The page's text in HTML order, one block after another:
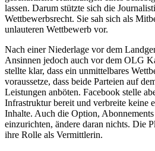
lassen. Darum stützte sich die
Wettbewerbsrecht. Sie sah sich als
unlauteren Wettbewerb vor.
Nach einer Niederlage vor dem
Ansinnen jedoch auch vor dem OLG
stellte klar, dass ein unmittelbares
voraussetze, dass beide Parteien auf
Leistungen anböten. Facebook stelle
Infrastruktur bereit und verbreite keine
Inhalte. Auch die Option,
einzurichten, ändere daran nichts. Die
ihre Rolle als Vermittlerin.